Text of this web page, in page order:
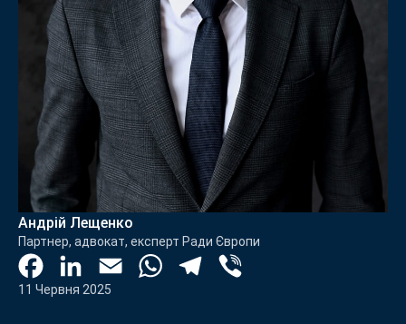
Андрій Лещенко
Партнер, адвокат, експерт Ради Європи
FacebookLinkedInEmail WhatsAppTelegramViber
11 Червня 2025